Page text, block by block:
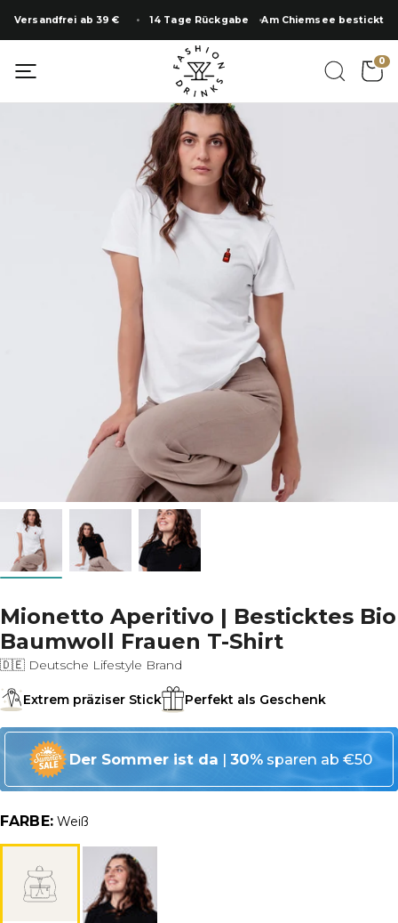
Inhalt
springen
Versandfrei ab 39 € 14 Tage Rückgabe Am Chiemsee bestickt
0
Mionetto Aperitivo | Besticktes Bio
Baumwoll Frauen T-Shirt
🇩🇪 Deutsche Lifestyle Brand
Extrem präziser Stick Perfekt als Geschenk
Der Sommer ist da | 30%sparen ab €50
FARBE: Weiß